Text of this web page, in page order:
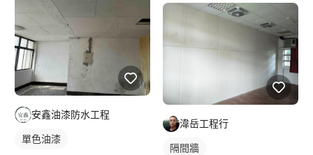
安鑫油漆防水工程
單色油漆
湋岳工程行
隔間牆